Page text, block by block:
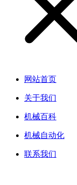
网站首页
关于我们
机械百科
机械自动化
联系我们